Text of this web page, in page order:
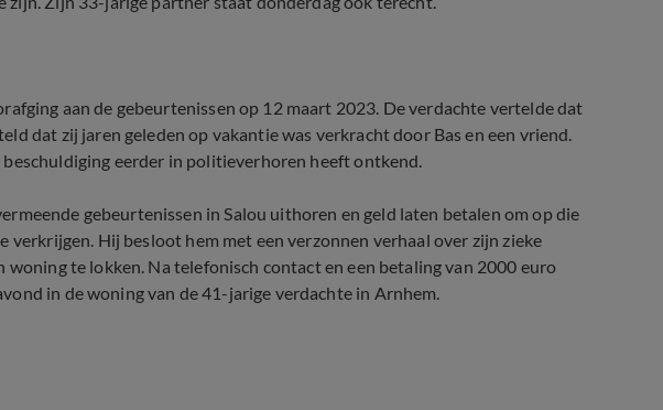
aan de gebeurtenissen op 12 maart 2023. De verdachte vertelde dat
dat zij jaren geleden op vakantie was verkracht door Bas en een vriend.
eerder in politieverhoren heeft ontkend.
gebeurtenissen in Salou uithoren en geld laten betalen om op die
Hij besloot hem met een verzonnen verhaal over zijn zieke
woning te lokken. Na telefonisch contact en een betaling van 2000 euro
in de woning van de 41-jarige verdachte in Arnhem.
Muijs voor de rechter